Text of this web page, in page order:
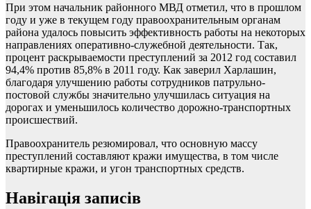
При этом начальник районного МВД отметил, что в прошлом
году и уже в текущем году правоохранительным органам
района удалось повысить эффективность работы на некоторых
направлениях оперативно-служебной деятельности. Так,
процент раскрываемости преступлений за 2012 год составил
94,4% против 85,8% в 2011 году. Как заверил Харлашин,
благодаря улучшению работы сотрудников патрульно-
постовой службы значительно улучшилась ситуация на
дорогах и уменьшилось количество дорожно-транспортных
происшествий.
Правоохранитель резюмировал, что основную массу
преступлений составляют кражи имущества, в том числе
квартирные кражи, и угон транспортных средств.
Навігація записів